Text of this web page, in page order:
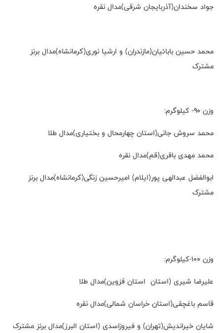
جواد سخندان(آذربایجان شرقی)مدال نقره
محمد حسین بابائیان(مازندران) و ارشیا نوری(کرمانشاه)مدال برنز
مشترک
وزن ۹۰- کیلوگرم:
محمد سروش جانی(استان چهارمحال و بختیاری)مدال طلا
محمد مهدی باقری(قم)مدال نقره
ابوالفضل عبدالهی پور(ایلام) امیرحسین زنگی(کرمانشاه)مدال برنز
مشترک
وزن ۱۰۰-کیلوگرم:
علیرضا شیری (استان استان قزوین)مدال طلا
قاسم باغچقی(استان خراسان شمالی)مدال نقره
شایان خیراندیش(تهران) و ‌فیروز‌اسدی (استان البرز)مدال برنز مشترک